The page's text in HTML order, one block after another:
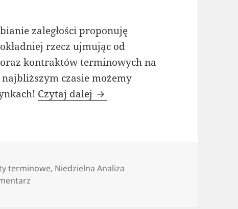
zaległości proponuję
rzecz ujmując od
kontraktów terminowych na
czasie możemy
Czytaj dalej Niedzielna Analiza
terminowe, Niedzielna Analiza